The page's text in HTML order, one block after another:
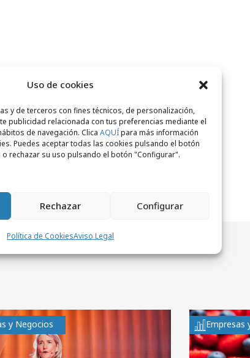
Uso de cookies
y de terceros con fines técnicos, de personalización,
publicidad relacionada con tus preferencias mediante el
de navegación. Clica AQUÍpara más información
Puedes aceptar todas las cookies pulsando el botón
rechazar su uso pulsando el botón "Configurar".
Rechazar Configurar
Política de CookiesAviso Legal
y Negocios Empresas